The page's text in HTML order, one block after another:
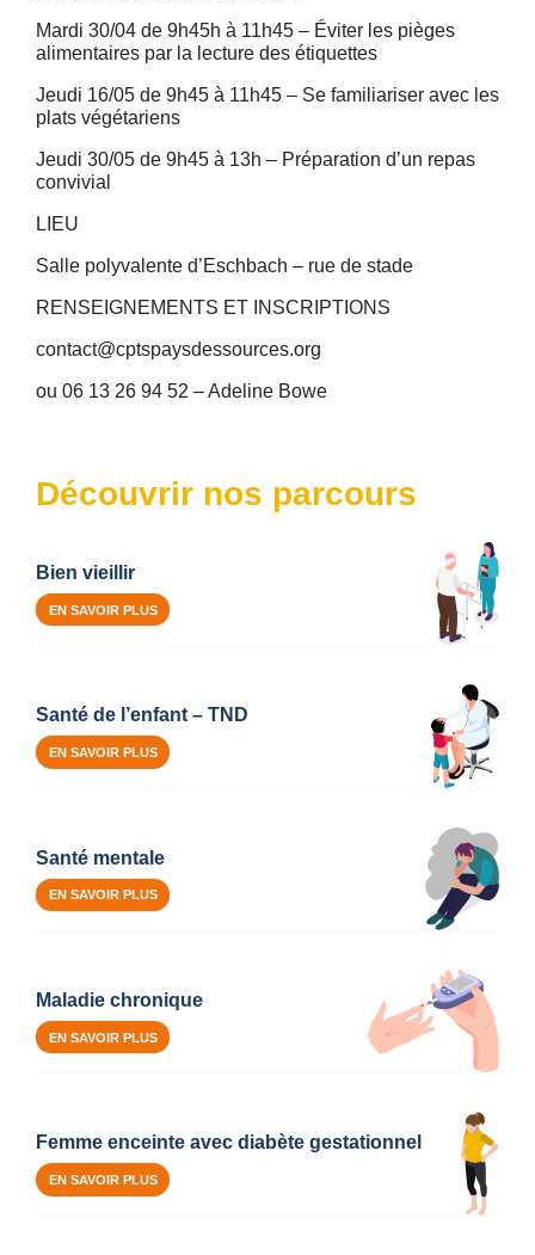
Mardi 30/04 de 9h45h à 11h45 – Éviter les pièges
alimentaires par la lecture des étiquettes
Jeudi 16/05 de 9h45 à 11h45 – Se familiariser avec les
plats végétariens
Jeudi 30/05 de 9h45 à 13h – Préparation d’un repas
convivial
LIEU
Salle polyvalente d’Eschbach – rue de stade
RENSEIGNEMENTS ET INSCRIPTIONS
contact@cptspaysdessources.org
ou 06 13 26 94 52 – Adeline Bowe
Découvrir nos parcours
Bien vieillir
EN SAVOIR PLUS
Santé de l’enfant – TND
EN SAVOIR PLUS
Santé mentale
EN SAVOIR PLUS
Maladie chronique
EN SAVOIR PLUS
Femme enceinte avec diabète gestationnel
EN SAVOIR PLUS